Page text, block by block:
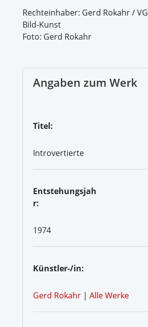
Rechteinhaber: Gerd Rokahr / VG
Bild-Kunst
Foto: Gerd Rokahr
Angaben zum Werk
Titel:
Introvertierte
Entstehungsjah
r:
1974
Künstler-/in:
Gerd Rokahr | Alle Werke